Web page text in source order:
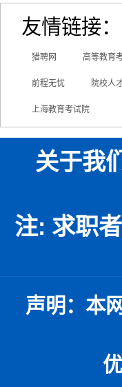
友情链接：
猎聘网 高等教育
前程无忧 院校人
上海教育考试院
关于我们
注: 求职
声明：本
优秀人